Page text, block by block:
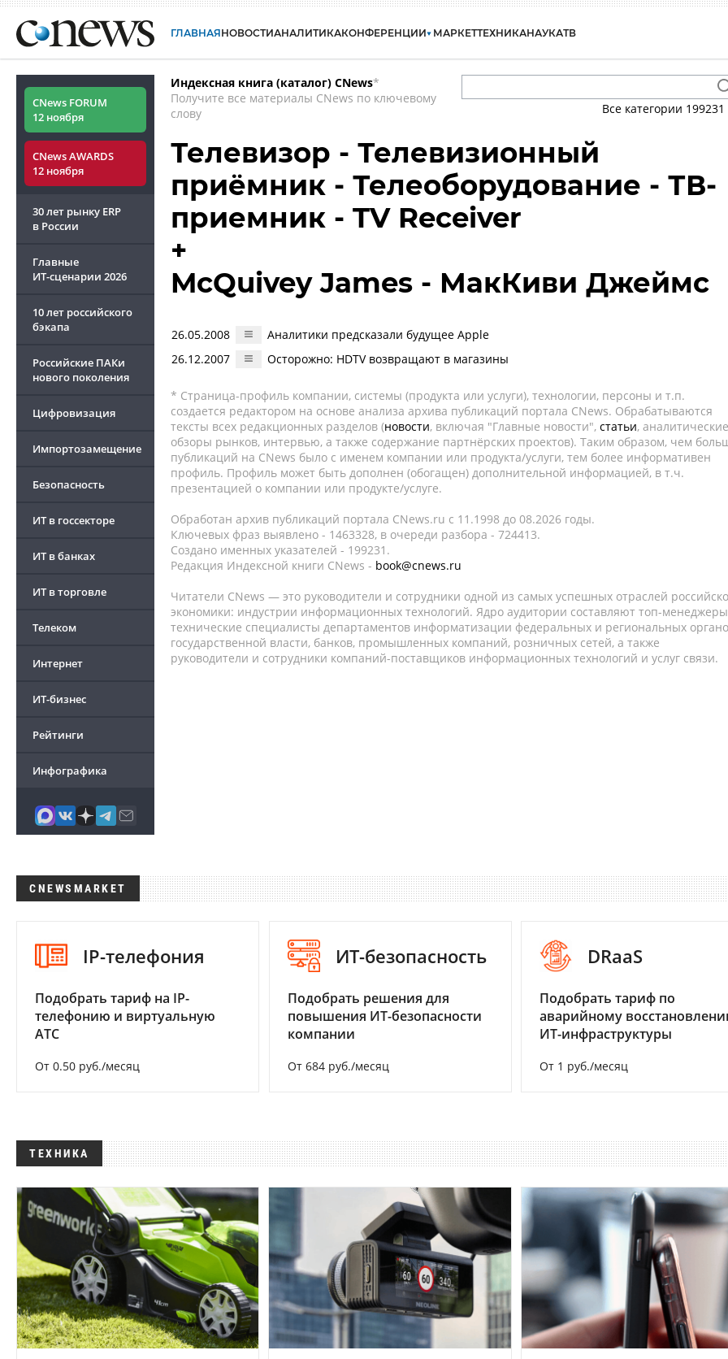
ГЛАВНАЯНОВОСТИАНАЛИТИКАКОНФЕРЕНЦИИ МАРКЕТТЕХНИКАНАУКАТВ
CNews FORUM
12 ноября
CNews AWARDS
12 ноября
30 лет рынку ERP
в России
Главные
ИТ-сценарии 2026
10 лет российского
бэкапа
Российские ПАКи
нового поколения
Цифровизация
Импортозамещение
Безопасность
ИТ в госсекторе
ИТ в банках
ИТ в торговле
Телеком
Интернет
ИТ-бизнес
Рейтинги
Инфографика
Индексная книга (каталог) CNews*
Получите все материалы CNews по ключевому
слову
Все категории 199231
Телевизор - Телевизионный
приёмник - Телеоборудование - ТВ-
приемник - TV Receiver
+
McQuivey James - МакКиви Джеймс
26.05.2008
Аналитики предсказали будущее Apple
26.12.2007
Осторожно: HDTV возвращают в магазины
* Страница-профиль компании, системы (продукта или услуги), технологии, персоны и т.п.
создается редактором на основе анализа архива публикаций портала CNews. Обрабатываются
тексты всех редакционных разделов (новости, включая "Главные новости", статьи, аналитические
обзоры рынков, интервью, а также содержание партнёрских проектов). Таким образом, чем
публикаций на CNews было с именем компании или продукта/услуги, тем более информативен
профиль. Профиль может быть дополнен (обогащен) дополнительной информацией, в т.ч.
презентацией о компании или продукте/услуге.
Обработан архив публикаций портала CNews.ru c 11.1998 до 08.2026 годы.
Ключевых фраз выявлено - 1463328, в очереди разбора - 724413.
Создано именных указателей - 199231.
Редакция Индексной книги CNews - book@cnews.ru
Читатели CNews — это руководители и сотрудники одной из самых успешных отраслей
экономики: индустрии информационных технологий. Ядро аудитории составляют топ-
технические специалисты департаментов информатизации федеральных и региональных
государственной власти, банков, промышленных компаний, розничных сетей, а также
руководители и сотрудники компаний-поставщиков информационных технологий и услуг связи.
CNEWSMARKET
IP-телефония
Подобрать тариф на IP-
телефонию и виртуальную
АТС
От 0.50 руб./месяц
ИТ-безопасность
Подобрать решения для
повышения ИТ-безопасности
компании
От 684 руб./месяц
DRaaS
Подобрать тариф по
аварийному
ИТ-инфраструктуры
От 1 руб./месяц
ТЕХНИКА